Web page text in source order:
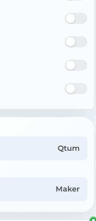
Qtum
Maker